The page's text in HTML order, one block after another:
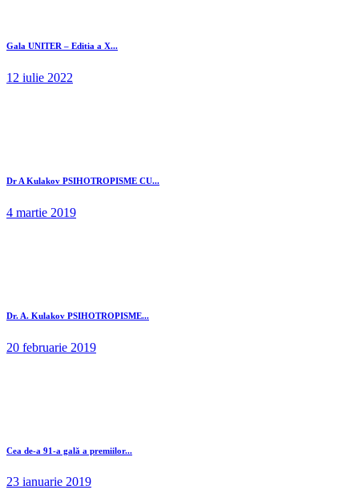
Gala UNITER – Editia a X...
12 iulie 2022
Dr A Kulakov PSIHOTROPISME CU...
4 martie 2019
Dr. A. Kulakov PSIHOTROPISME...
20 februarie 2019
Cea de-a 91-a gală a premiilor...
23 ianuarie 2019